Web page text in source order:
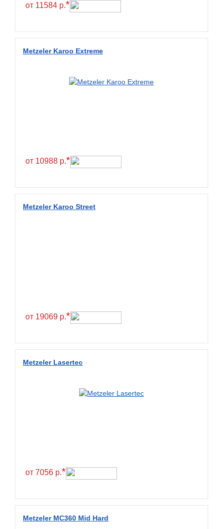
от 11584 р.*
Metzeler Karoo Extreme
от 10988 р.*
Metzeler Karoo Street
от 19069 р.*
Metzeler Lasertec
от 7056 р.*
Metzeler MC360 Mid Hard